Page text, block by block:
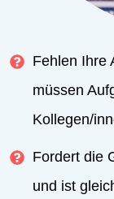
Fehlen Ihre
müssen
Kollegen/
Fordert die
und ist